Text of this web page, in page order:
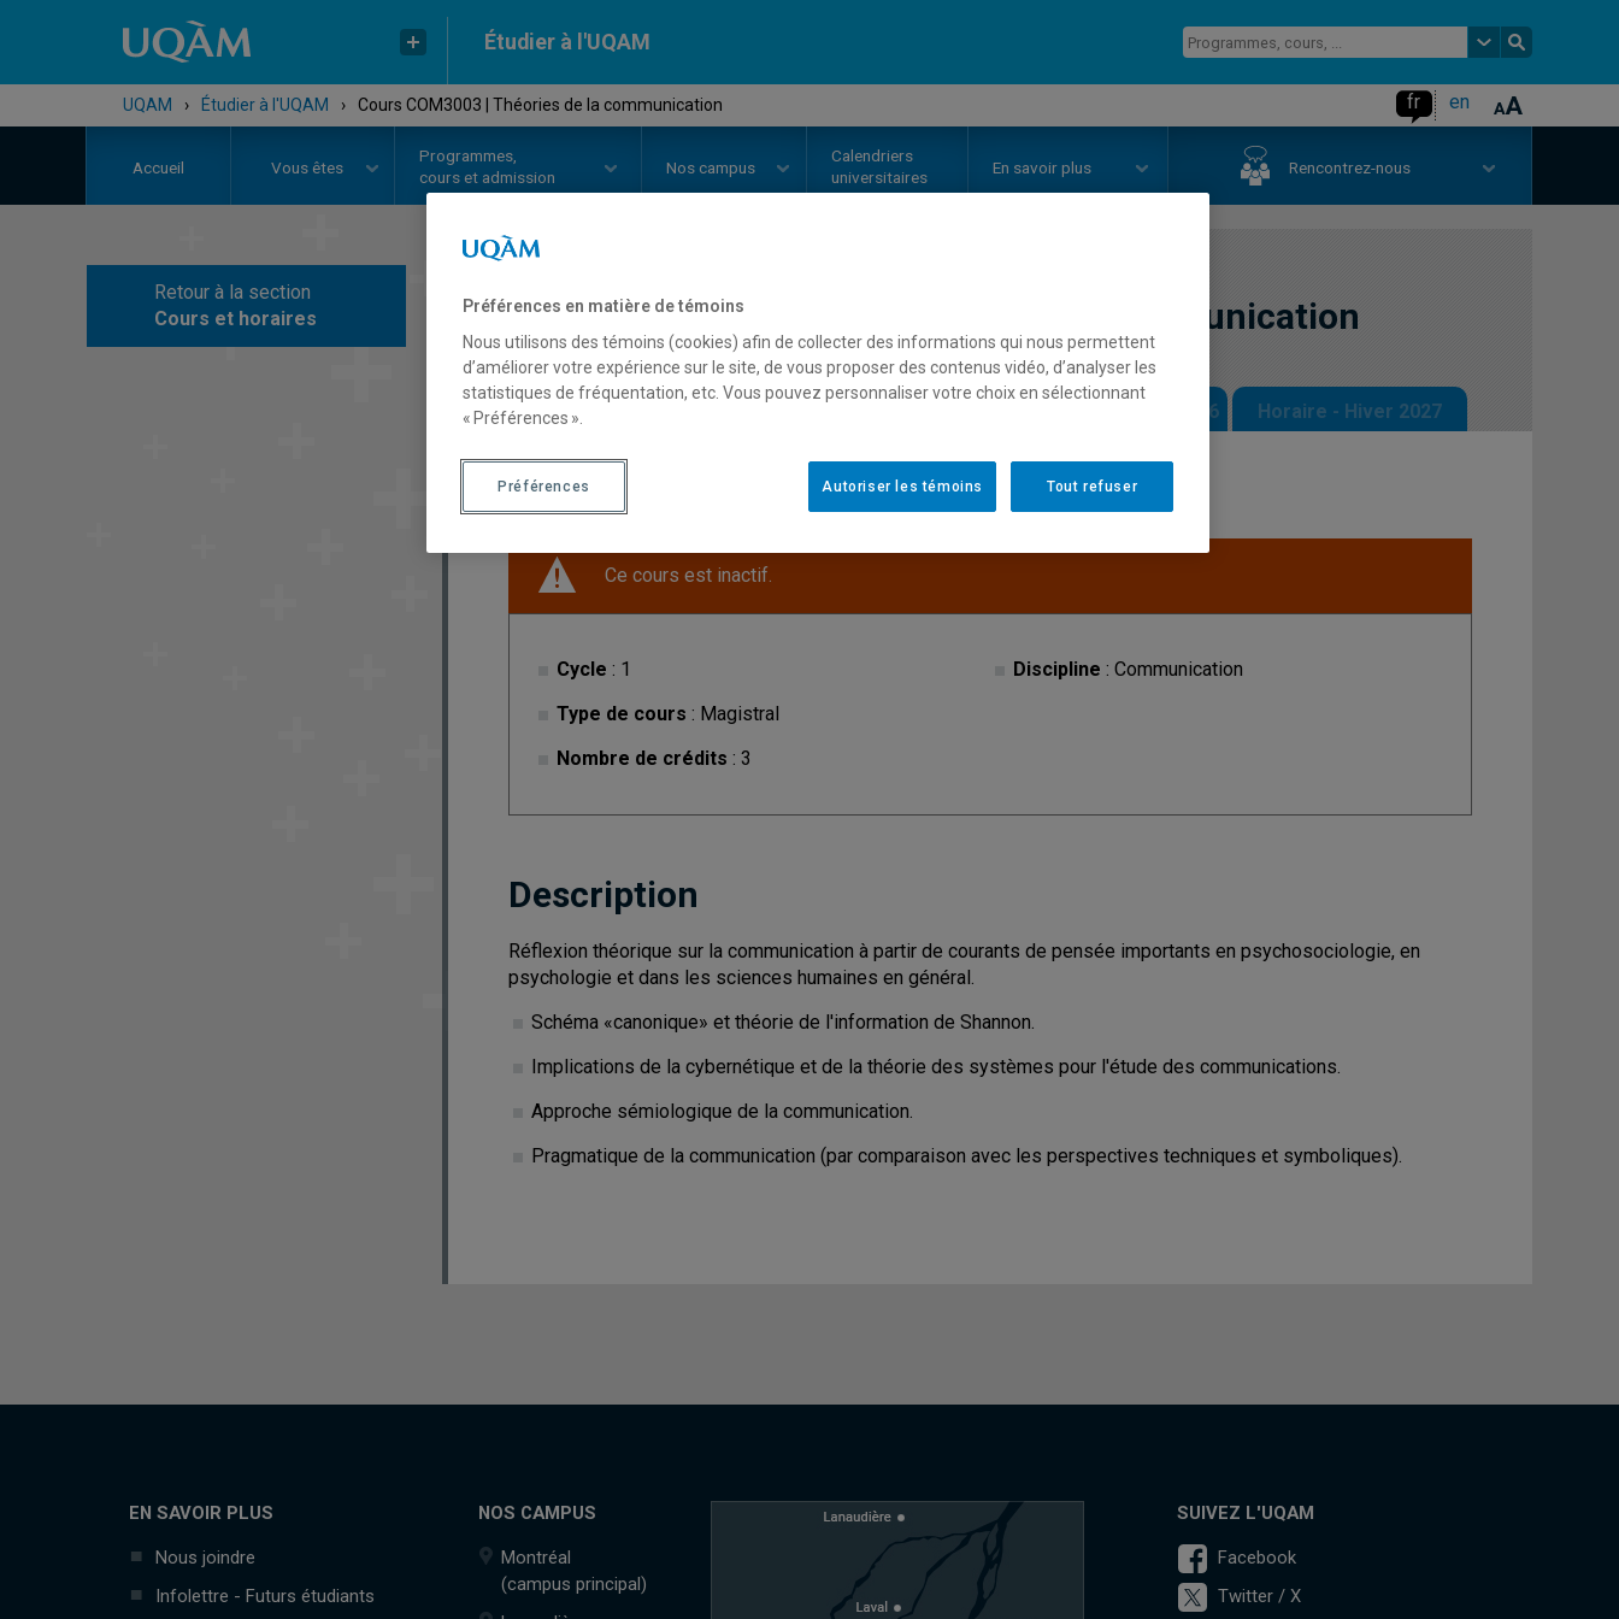
Étudier à l'UQAM
UQAM › Étudier à l'UQAM › Cours COM3003 | Théories de la communication fr en
Accueil Vous êtes
Programmes,
cours et admission
Nos campus
Calendriers
universitaires
En savoir plus Rencontrez-nous
Retour à la section
Cours et horaires
COURS// COM3003 Théories de la communication
Horaire - Automne 2026 Horaire - Hiver 2027
Ce cours est inactif.
Cycle : 1
Type de cours : Magistral
Nombre de crédits : 3
Discipline : Communication
Description
Réflexion théorique sur la communication à partir de courants de pensée importants en psychosociologie, en
psychologie et dans les sciences humaines en général.
Schéma «canonique» et théorie de l'information de Shannon.
Implications de la cybernétique et de la théorie des systèmes pour l'étude des communications.
Approche sémiologique de la communication.
Pragmatique de la communication (par comparaison avec les perspectives techniques et symboliques).
EN SAVOIR PLUS
Nous joindre
Infolettre - Futurs étudiants
NOS CAMPUS
Montréal
(campus principal)
SUIVEZ L'UQAM
Facebook
Twitter / X
Préférences en matière de témoins
Nous utilisons des témoins (cookies) afin de collecter des informations qui nous permettent
d’améliorer votre expérience sur le site, de vous proposer des contenus vidéo, d’analyser les
statistiques de fréquentation, etc. Vous pouvez personnaliser votre choix en sélectionnant
« Préférences ».
Tout refuser
Autoriser les témoins
Préférences